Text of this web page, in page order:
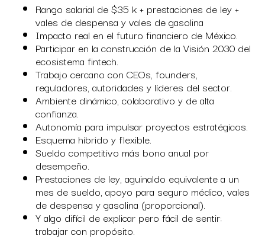
Rango salarial de $35 k + prestaciones de ley +
vales de despensa y vales de gasolina
Impacto real en el futuro financiero de México.
Participar en la construcción de la Visión 2030 del
ecosistema fintech.
Trabajo cercano con CEOs, founders,
reguladores, autoridades y líderes del sector.
Ambiente dinámico, colaborativo y de alta
confianza.
Autonomía para impulsar proyectos estratégicos.
Esquema híbrido y flexible.
Sueldo competitivo más bono anual por
desempeño.
Prestaciones de ley, aguinaldo equivalente a un
mes de sueldo, apoyo para seguro médico, vales
de despensa y gasolina (proporcional).
Y algo difícil de explicar pero fácil de sentir:
trabajar con propósito.